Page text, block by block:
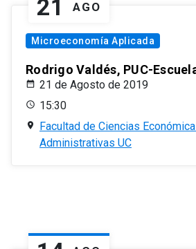
21 AGO
Microeconomía Aplicada
Rodrigo Valdés, PUC-
21 de Agosto de 2019
15:30
Facultad de Ciencias
Administrativas UC